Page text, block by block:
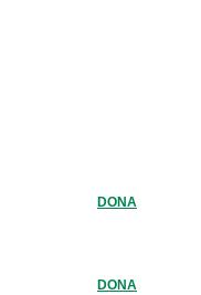
DONA
DONA